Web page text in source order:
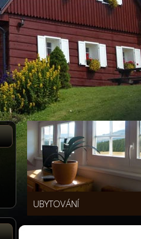
UBYTOVÁNÍ